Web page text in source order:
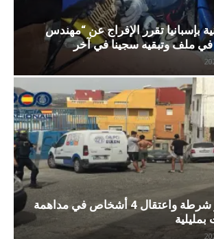
بإسبانيا تقرر الإفراج عن “مهندس
في ملف وتبقيه سجينا في آخر
إصابة 6 عناصر شرطة واعتقال 4 أشخاص في مداهمة